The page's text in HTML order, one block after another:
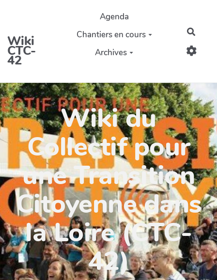
Aller au contenu principal
Wiki
CTC-
42
Agenda
Chantiers en cours
Archives
Wiki du
Collectif pour
une Transition
Citoyenne dans
la Loire (CTC-
42)